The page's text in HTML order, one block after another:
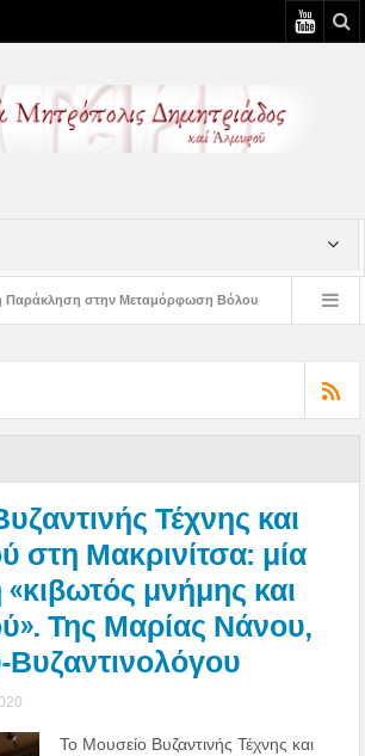
Βόλου Επίσκεψη του Δ/ντού της Β/
Τέχνης και
στη Μακρινίτσα: μία
μνήμης και
Της Μαρίας Νάνου,
Το Μουσείο Βυζαντινής Τέχνης και